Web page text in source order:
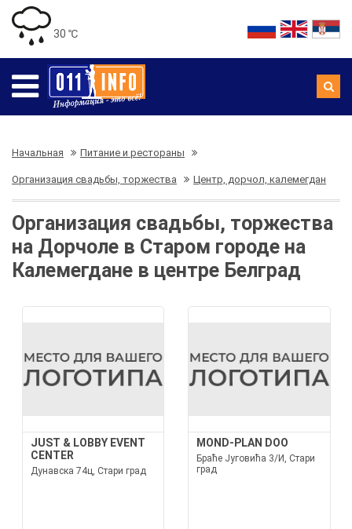
30 ℃
Начальная Питание и рестораны
Организация свадьбы, торжества Центр, дорчол, калемегдан
Организация свадьбы, торжества
на Дорчоле в Старом городе на
Калемегдане в центре Белград
JUST & LOBBY EVENT
CENTER
Дунавска 74ц, Стари град
MOND-PLAN DOO
Браће Југовића 3/И, Стари
град